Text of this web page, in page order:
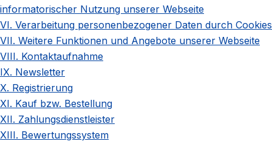
informatorischer Nutzung unserer Webseite
VI. Verarbeitung personenbezogener Daten durch Cookies
VII. Weitere Funktionen und Angebote unserer Webseite
VIII. Kontaktaufnahme
IX. Newsletter
X. Registrierung
XI. Kauf bzw. Bestellung
XII. Zahlungsdienstleister
XIII. Bewertungssystem